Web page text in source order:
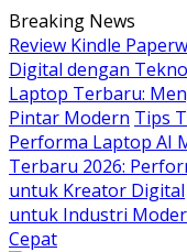
Langsung
ke
konten
Breaking News
Review Kindle
Digital dengan
Laptop Terbaru:
Pintar Modern Tips
Performa Laptop AI
Terbaru 2026:
untuk Kreator Digital
untuk Industri
Cepat